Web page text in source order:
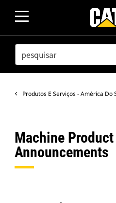
SEARCH
Produtos E Serviços - América Do
Machine
Announcements